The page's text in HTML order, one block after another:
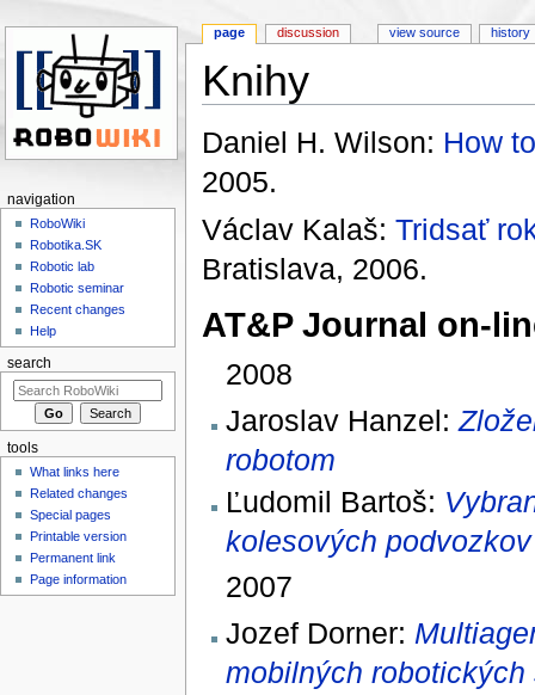
Knihy
Daniel H. Wilson: How
2005.
Václav Kalaš: Tridsať
Bratislava, 2006.
AT&P Journal on-
2008
Jaroslav Hanzel:
robotom
Ľudomil Bartoš:
kolesových
2007
Jozef Dorner:
mobilných robotických
page discussion view source history
navigation
RoboWiki
Robotika.SK
Robotic lab
Robotic seminar
Recent changes
Help
search
tools
What links here
Related changes
Special pages
Printable version
Permanent link
Page information